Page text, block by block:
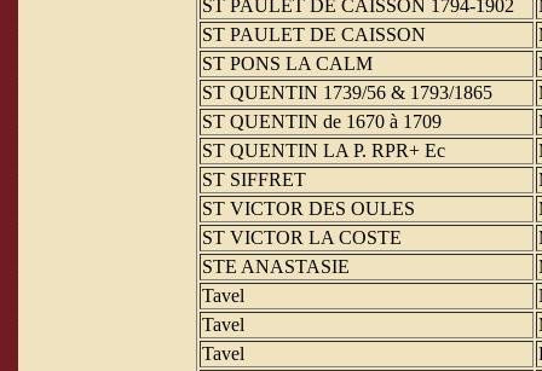
ST PAULET DE CAISSON 1794-1902
ST PAULET DE CAISSON
ST PONS LA CALM
ST QUENTIN 1739/56 & 1793/1865
ST QUENTIN de 1670 à 1709
ST QUENTIN LA P. RPR+ Ec
ST SIFFRET
ST VICTOR DES OULES
ST VICTOR LA COSTE
STE ANASTASIE
Tavel
Tavel
Tavel